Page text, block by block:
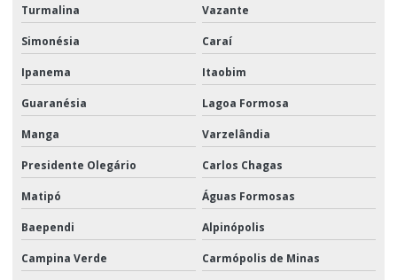
Turmalina Vazante
Simonésia Caraí
Ipanema Itaobim
Guaranésia Lagoa Formosa
Manga Varzelândia
Presidente Olegário Carlos Chagas
Matipó Águas Formosas
Baependi Alpinópolis
Campina Verde Carmópolis de Minas